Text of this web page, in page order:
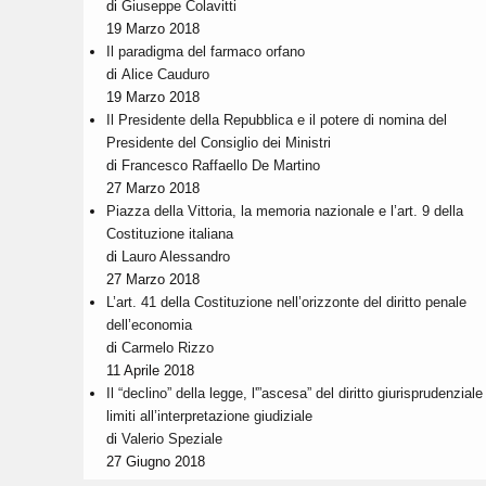
di Giuseppe Colavitti
19 Marzo 2018
Il paradigma del farmaco orfano
di Alice Cauduro
19 Marzo 2018
Il Presidente della Repubblica e il potere di nomina del
Presidente del Consiglio dei Ministri
di Francesco Raffaello De Martino
27 Marzo 2018
Piazza della Vittoria, la memoria nazionale e l’art. 9 della
Costituzione italiana
di
Lauro Alessandro
27 Marzo 2018
L’art. 41 della Costituzione nell’orizzonte del diritto penale
dell’economia
di Carmelo Rizzo
11 Aprile 2018
Il “declino” della legge, l'”ascesa” del diritto
limiti all’interpretazione giudiziale
di Valerio Speziale
27 Giugno 2018